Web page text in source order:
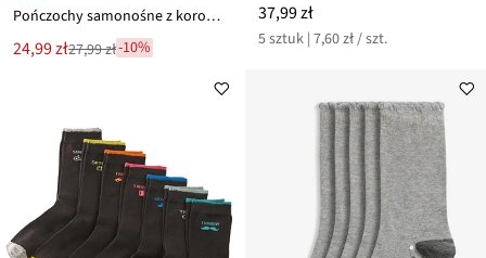
Pończochy samonośne z koronką, 20 DEN
Nowa
cena
24,99 zł
Przeceniono
27,99 zł-10%
37,99 zł
5 sztuk | 7,60 zł / szt.